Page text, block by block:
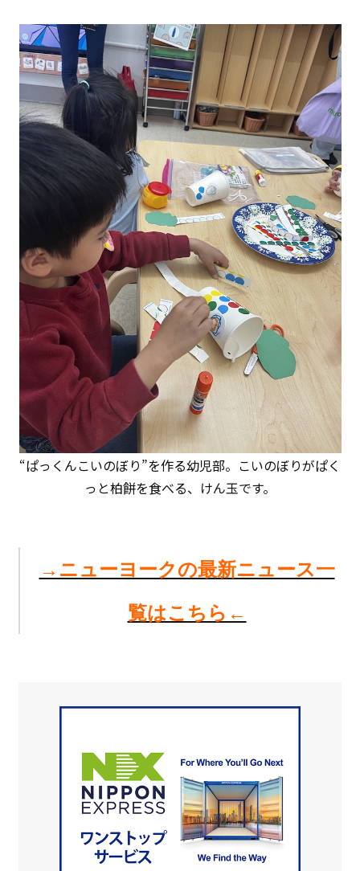
“ぱっくんこいのぼり”を作る幼児部。こいのぼりがぱく
っと柏餅を食べる、けん玉です。
→ニューヨークの最新ニュース一
覧はこちら←